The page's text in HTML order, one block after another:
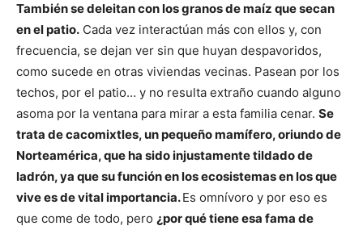
También se deleitan con los granos de maíz que secan
en el patio. Cada vez interactúan más con ellos y, con
frecuencia, se dejan ver sin que huyan despavoridos,
como sucede en otras viviendas vecinas. Pasean por los
techos, por el patio… y no resulta extraño cuando alguno
asoma por la ventana para mirar a esta familia cenar. Se
trata de cacomixtles, un pequeño mamífero, oriundo de
Norteamérica, que ha sido injustamente tildado de
ladrón, ya que su función en los ecosistemas en los que
vive es de vital importancia.Es omnívoro y por eso es
que come de todo, pero ¿por qué tiene esa fama de